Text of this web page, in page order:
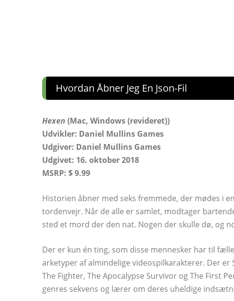
Hvordan Åbner Jeg En Json-Fil
Hexen (Mac, Windows (revideret))
Udvikler: Daniel Mullins Games
Udgiver: Daniel Mullins Games
Udgivet: 16. oktober 2018
MSRP: $ 9.99
Historien åbner med seks fremmede, der mødes i
tordenvejr. Når de alle er samlet, modtager
sted et mord der den nat. Nogen der skulle dø, og
Der er kun én ting, som disse mennesker har til
arketyper af almindelige videospilkarakterer. Der er
The Fighter, The Apocalypse Survivor og The First
genres sekvens og lærer om deres uheldige